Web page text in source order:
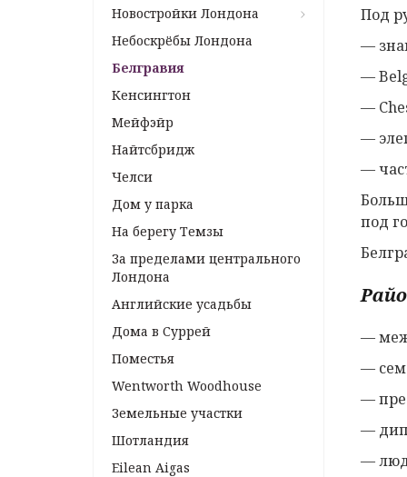
Новостройки Лондона
Небоскрёбы Лондона
Белгравия
Кенсингтон
Мейфэйр
Найтсбридж
Челси
Дом у парка
На берегу Темзы
За пределами центрального
Лондона
Английские усадьбы
Дома в Суррей
Поместья
Wentworth Woodhouse
Земельные участки
Шотландия
Eilean Aigas
Под
—
—
—
—
—
под
—
—
—
—
—